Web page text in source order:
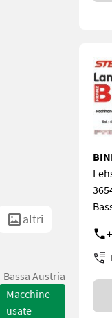
altri
Bassa Austria
Macchine
usate